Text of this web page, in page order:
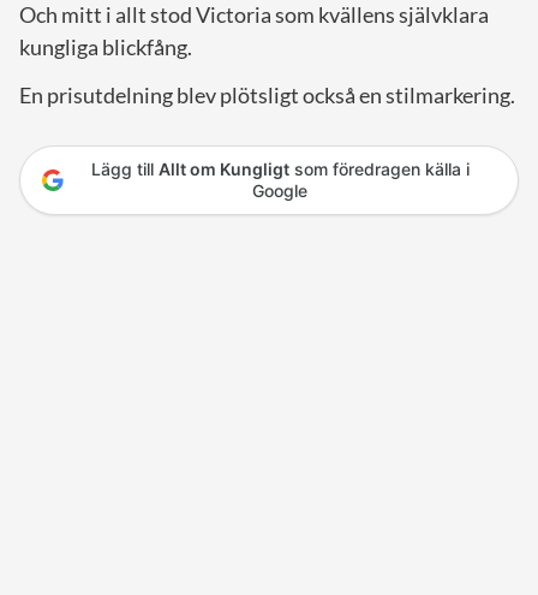
Och mitt i allt stod Victoria som kvällens självklara
kungliga blickfång.
En prisutdelning blev plötsligt också en stilmarkering.
Lägg till Allt om Kungligtsom föredragen källa i
Google